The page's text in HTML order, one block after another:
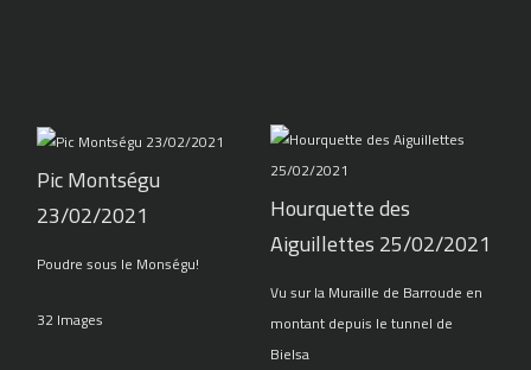
Pic Montségu
23/02/2021
Poudre sous le Monségu!
32 Images
Hourquette des
Aiguillettes 25/02/2021
Vu sur la Muraille de Barroude en
montant depuis le tunnel de
Bielsa